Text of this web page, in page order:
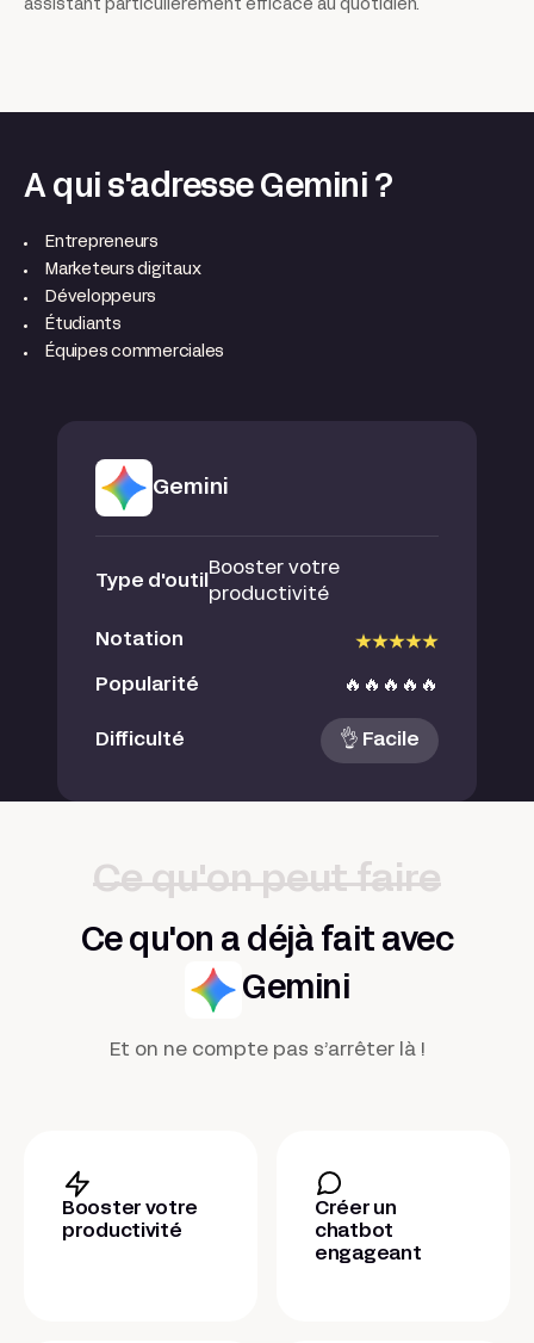
assistant particulièrement efficace au quotidien.
A qui s'adresse Gemini ?
Entrepreneurs
Marketeurs digitaux
Développeurs
Étudiants
Équipes commerciales
Gemini
Type d'outil
Booster votre
productivité
Notation
Popularité 🔥🔥🔥🔥🔥
Difficulté 👌 Facile
Ce qu'on peut faire
Ce qu'on a déjà fait avec
Gemini
Et on ne compte pas s’arrêter là !
Booster votre
productivité
Créer un
chatbot
engageant